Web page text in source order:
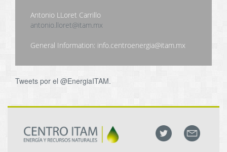
Antonio LLoret Carrillo
antonio.lloret@itam.mx
General Information: info.centroenergia@itam.mx
Tweets por el @EnergiaITAM.